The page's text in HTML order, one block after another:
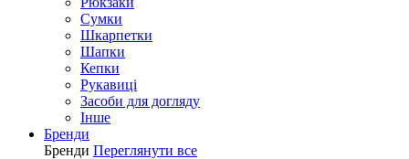
Сумки
Шкарпетки
Шапки
Кепки
Рукавиці
Засоби для догляду
Інше
Бренди
Бренди Переглянути все